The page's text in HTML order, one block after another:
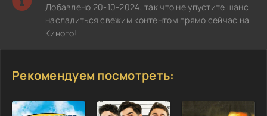
Добавлено 20-10-2024, так что не упустите шанс
насладиться свежим контентом прямо сейчас на
Киного!
Рекомендуем посмотреть: